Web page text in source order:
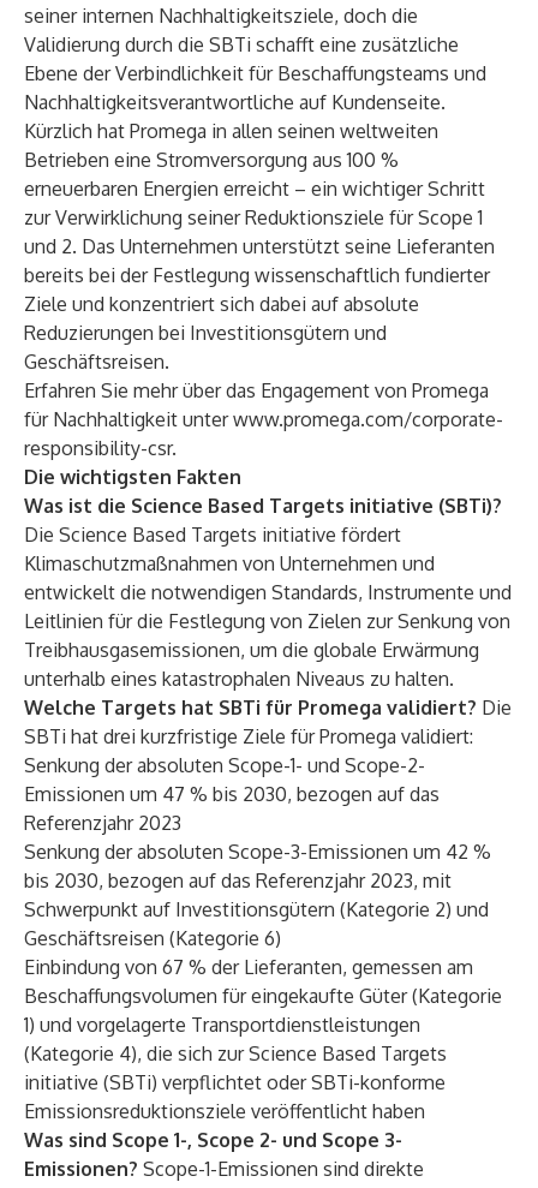
seiner internen Nachhaltigkeitsziele, doch die
Validierung durch die SBTi schafft eine zusätzliche
Ebene der Verbindlichkeit für Beschaffungsteams und
Nachhaltigkeitsverantwortliche auf Kundenseite.
Kürzlich hat Promega in allen seinen weltweiten
Betrieben eine Stromversorgung aus 100 %
erneuerbaren Energien erreicht – ein wichtiger Schritt
zur Verwirklichung seiner Reduktionsziele für Scope 1
und 2. Das Unternehmen unterstützt seine Lieferanten
bereits bei der Festlegung wissenschaftlich fundierter
Ziele und konzentriert sich dabei auf absolute
Reduzierungen bei Investitionsgütern und
Geschäftsreisen.
Erfahren Sie mehr über das Engagement von Promega
für Nachhaltigkeit unterwww.promega.com/corporate-
responsibility-csr.
Die wichtigsten Fakten
Was ist die Science Based Targets initiative (SBTi)?
Die Science Based Targets initiative fördert
Klimaschutzmaßnahmen von Unternehmen und
entwickelt die notwendigen Standards, Instrumente und
Leitlinien für die Festlegung von Zielen zur Senkung von
Treibhausgasemissionen, um die globale Erwärmung
unterhalb eines katastrophalen Niveaus zu halten.
Welche Targets hat SBTi für Promega validiert? Die
SBTi hat drei kurzfristige Ziele für Promega validiert:
Senkung der absoluten Scope-1- und Scope-2-
Emissionen um 47 % bis 2030, bezogen auf das
Referenzjahr 2023
Senkung der absoluten Scope-3-Emissionen um 42 %
bis 2030, bezogen auf das Referenzjahr 2023, mit
Schwerpunkt auf Investitionsgütern (Kategorie 2) und
Geschäftsreisen (Kategorie 6)
Einbindung von 67 % der Lieferanten, gemessen am
Beschaffungsvolumen für eingekaufte Güter (Kategorie
1) und vorgelagerte Transportdienstleistungen
(Kategorie 4), die sich zur Science Based Targets
initiative (SBTi) verpflichtet oder SBTi-konforme
Emissionsreduktionsziele veröffentlicht haben
Was sind Scope 1-, Scope 2- und Scope 3-
Emissionen? Scope-1-Emissionen sind direkte